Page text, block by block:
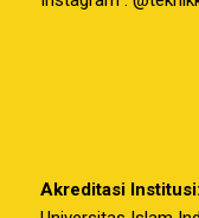
Akreditasi